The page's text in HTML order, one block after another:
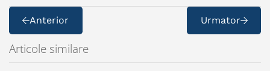
Anterior Urmator
Articole similare